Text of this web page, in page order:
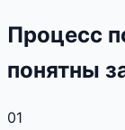
Процесс
понятны
01